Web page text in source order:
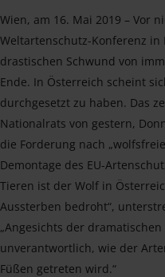
Wien, am 16. Mai 2019 – Vor
Weltartenschutz-Konferenz
drastischen Schwund von
Ende. In Österreich scheint
durchgesetzt zu haben. Das
Nationalrats von gestern,
die Forderung nach
Demontage des EU-
Tieren ist der Wolf in
Aussterben bedroht“,
„Angesichts der
unverantwortlich, wie der
Füßen getreten wird.“